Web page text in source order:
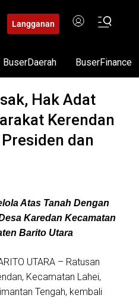
Langganan
BuserDaerah BuserFinance
Hak Adat
Kerendan
dan
Atas Tanah Dengan
Karedan Kecamatan
Barito Utara
UTARA – Ratusan
Kecamatan Lahei,
Tengah, kembali